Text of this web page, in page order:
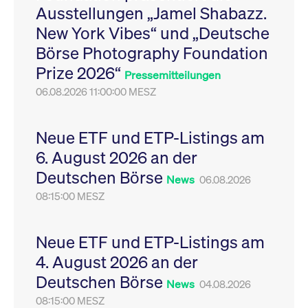
Ausstellungen „Jamel Shabazz.
New York Vibes“ und „Deutsche
Börse Photography Foundation
Prize 2026“ Pressemitteilungen
06.08.2026 11:00:00 MESZ
Neue ETF und ETP-Listings am
6. August 2026 an der
Deutschen Börse News 06.08.2026
08:15:00 MESZ
Neue ETF und ETP-Listings am
4. August 2026 an der
Deutschen Börse News 04.08.2026
08:15:00 MESZ
Leistung der Website
zu messen. Es handelt
sich um ein Muster-
Cookie, bei dem auf
das Präfix _pk_ses
eine kurze Reihe von
VISITOR_PRIVACY_METADATA
YouTube
.youtube.com
6
Monate
Dieses Cookie dient
Speicherung der
Einwilligungs- und
des Nutzers für ihre
Interaktion mit der
Sitzungen geehrt